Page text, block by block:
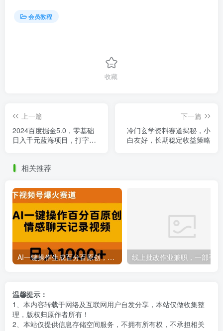
会员教程
收藏
上一篇
2024百度掘金5.0，零基础
日入千元蓝海项目，打字轻
下一篇
冷门玄学资料赛道揭秘，小
白友好，长期稳定收益策略
相关推荐
AI一键操作生成百分百原创，揭秘情感聊天记录视频，当下视频号爆火新赛道
温馨提示：
1、本内容转载于网络及互联网用户自发分享，本站仅做收集整
理，版权归原作者所有！
2、本站仅提供信息存储空间服务，不拥有所有权，不承担相关